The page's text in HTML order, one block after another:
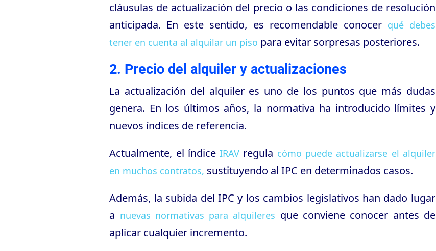
cláusulas de actualización del precio o las condiciones de resolución
anticipada. En este sentido, es recomendable conocer qué debes
tener en cuenta al alquilar un piso para evitar sorpresas posteriores.
2. Precio del alquiler y actualizaciones
La actualización del alquiler es uno de los puntos que más dudas
genera. En los últimos años, la normativa ha introducido límites y
nuevos índices de referencia.
Actualmente, el índiceIRAV regula cómo puede actualizarse el alquiler
en muchos contratos, sustituyendo al IPC en determinados casos.
Además, la subida del IPC y los cambios legislativos han dado lugar
a nuevas normativas para alquileres que conviene conocer antes de
aplicar cualquier incremento.